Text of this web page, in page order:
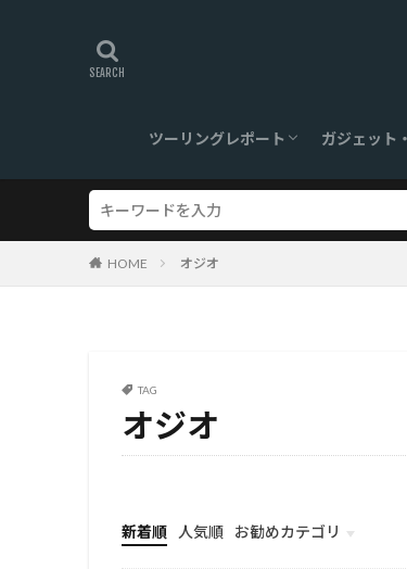
ツーリングレポート
旅ログ
ツーリングスポット
【360°】VR対応
ガジェット
ツーリン
ガジェット
HOME オジオ
TAG
オジオ
新着順 人気順
お勧めカテゴリ